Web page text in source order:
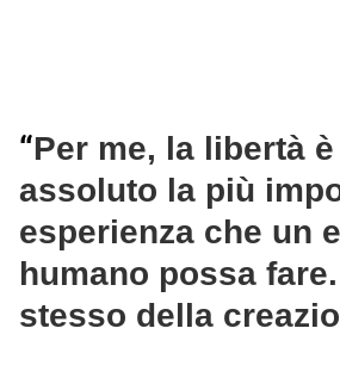
“Per me, la libertà
assoluto la più
esperienza che un
humano possa fare.
stesso della